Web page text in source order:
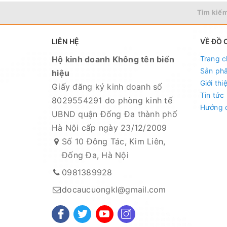
Nếu sản phẩm bị lỗi hoặc xảy ra sự cố trong quá
và sẽ chịu trách nhiệm hoàn toàn để phục vụ
Fanpage :
Facebook:Nguyễn An hoặc Cường KL Đồ câu
Kênh Thương mại điện tử
- Shopee:https://shopee.vn/docaucuongkl
- Sendo: https://www.sendo.vn/shop/do-cau-
Xem bản đồ chỉ dẫn đường đi
Tìm
LIÊN HỆ
Hộ kinh doanh Không tên biển
hiệu
Giấy đăng ký kinh doanh số
8029554291 do phòng kinh tế
UBND quận Đống Đa thành phố
Hà Nội cấp ngày 23/12/2009
Số 10 Đông Tác, Kim Liên,
Đống Đa, Hà Nội
0981389928
docaucuongkl@gmail.com
VỀ ĐỒ
Trang
Sản
Giới
Tin tức
Hướng